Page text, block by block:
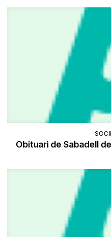
Obituari de Sabadell